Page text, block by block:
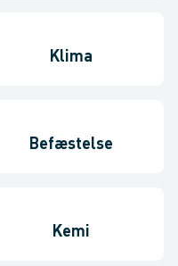
Klima
Befæstelse
Kemi